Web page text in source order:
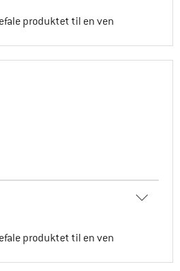
produktet til en ven
produktet til en ven